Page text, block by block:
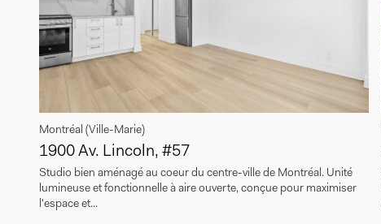
Montréal (Ville-Marie)
1900 Av. Lincoln, #57
Studio bien aménagé au coeur du centre-ville de Montréal. Unité
lumineuse et fonctionnelle à aire ouverte, conçue pour maximiser
l'espace et...